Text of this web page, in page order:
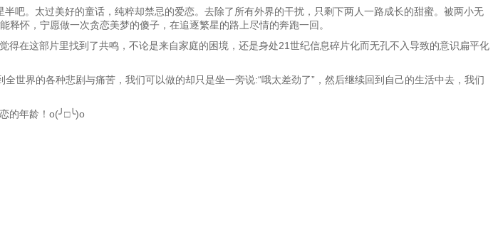
吧。太过美好的童话，纯粹却禁忌的爱恋。去除了所有外界的干扰，只剩下两人一路成长的甜蜜。被两小无
怀，宁愿做一次贪恋美梦的傻子，在追逐繁星的路上尽情的奔跑一回。
在这部片里找到了共鸣，不论是来自家庭的困境，还是身处21世纪信息碎片化而无孔不入导致的意识扁平化
世界的各种悲剧与痛苦，我们可以做的却只是坐一旁说:“哦太差劲了”，然后继续回到自己的生活中去，我们
的年龄！o(╯□╰)o